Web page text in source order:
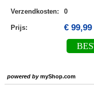
Verzendkosten: 0
Prijs: € 99,99
powered bymyShop.com